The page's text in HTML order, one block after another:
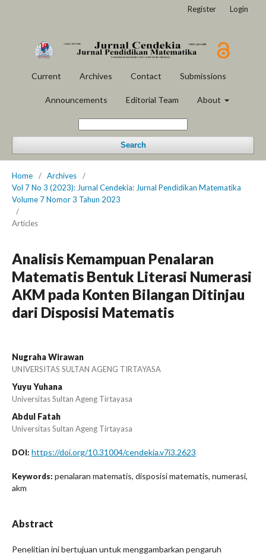
Current Archives Contact Submissions
Announcements Editorial Team About
Search
Register Login
Home / Archives
/
Vol 7 No 3 (2023): Jurnal Cendekia: Jurnal Pendidikan Matematika
Volume 7 Nomor 3 Tahun 2023
/
Articles
Analisis Kemampuan Penalaran
Matematis Bentuk Literasi Numerasi
AKM pada Konten Bilangan Ditinjau
dari Disposisi Matematis
Nugraha Wirawan
UNIVERSITAS SULTAN AGENG TIRTAYASA
Yuyu Yuhana
Universitas Sultan Ageng Tirtayasa
Abdul Fatah
Universitas Sultan Ageng Tirtayasa
DOI: https://doi.org/10.31004/cendekia.v7i3.2623
Keywords: penalaran matematis, disposisi matematis, numerasi,
akm
Abstract
Penelitian ini bertujuan untuk menggambarkan pengaruh